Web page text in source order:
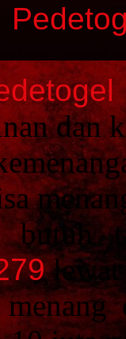
dan
butuh
lewat